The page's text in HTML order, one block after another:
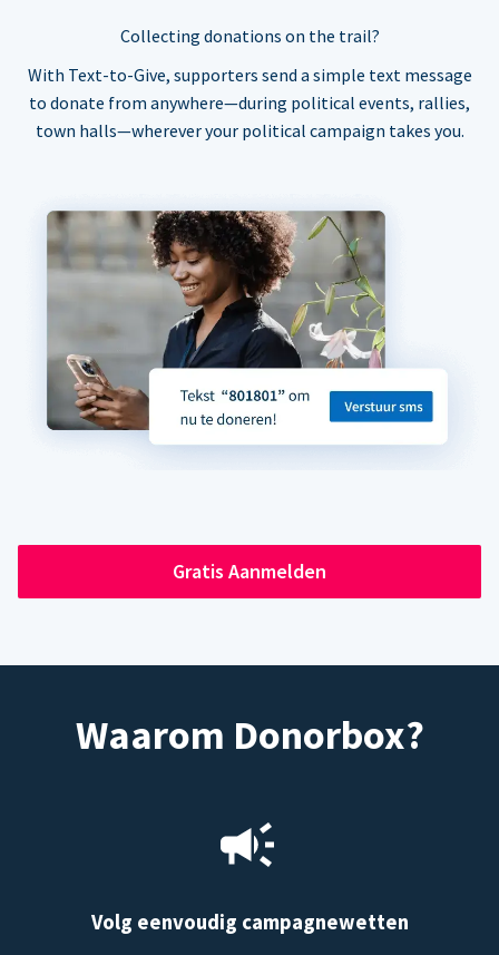
Collecting donations on the trail?
With Text-to-Give, supporters send a simple text message
to donate from anywhere—during political events, rallies,
town halls—wherever your political campaign takes you.
Gratis Aanmelden
Waarom Donorbox?
Volg eenvoudig campagnewetten